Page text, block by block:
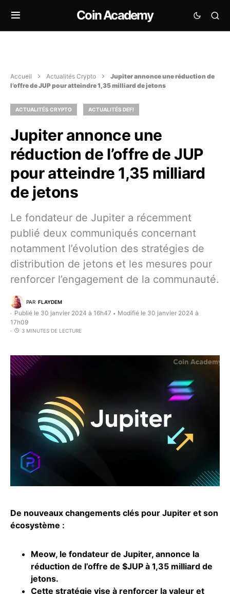
Coin Academy
Accueil Actualités Crypto
Jupiter annonce une réduction de
l’offre de JUP pour atteindre 1,35 milliard de jetons
ACTUALITÉS CRYPTO ACTUALITÉS DEFI
Jupiter annonce une
réduction de l’offre de JUP
pour atteindre 1,35 milliard
de jetons
Le fondateur de Jupiter a récemment
publié deux communiqués concernant
notamment l’évolution des stratégies de
distribution de jetons et les mesures pour
renforcer l’engagement de la communauté.
PAR FLAYDEM
Publié le 30 janvier 2024 à 16h47 • Modifié le 30 janvier 2024 à
17h09
3 MINUTES DE LECTURE
De nouveaux changements clés pour Jupiter et son
écosystème :
Meow, le fondateur de Jupiter, annonce la
réduction de l’offre de $JUP à 1,35 milliard de
jetons.
Cette stratégie vise à renforcer la valeur et